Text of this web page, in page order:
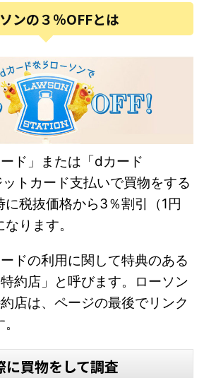
ンの３％OFFとは
ド」または「dカード
トカード支払いで買物をする
に税抜価格から3％割引（1円
ります。
ドの利用に関して特典のある
約店」と呼びます。ローソン
店は、ページの最後でリンク
に買物をして調査